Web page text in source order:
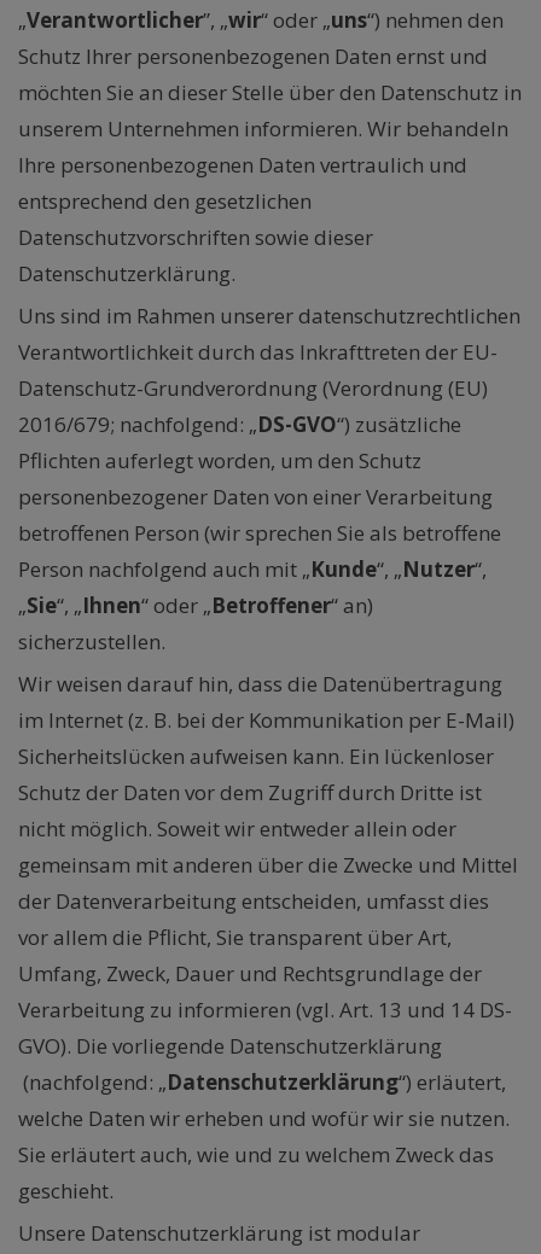
„Verantwortlicher”, „wir“ oder „uns“) nehmen den
Schutz Ihrer personenbezogenen Daten ernst und
möchten Sie an dieser Stelle über den Datenschutz in
unserem Unternehmen informieren. Wir behandeln
Ihre personenbezogenen Daten vertraulich und
entsprechend den gesetzlichen
Datenschutzvorschriften sowie dieser
Datenschutzerklärung.
Uns sind im Rahmen unserer datenschutzrechtlichen
Verantwortlichkeit durch das Inkrafttreten der EU-
Datenschutz-Grundverordnung (Verordnung (EU)
2016/679; nachfolgend: „DS-GVO“) zusätzliche
Pflichten auferlegt worden, um den Schutz
personenbezogener Daten von einer Verarbeitung
betroffenen Person (wir sprechen Sie als betroffene
Person nachfolgend auch mit „Kunde“, „Nutzer“,
„Sie“, „Ihnen“ oder „Betroffener“ an)
sicherzustellen.
Wir weisen darauf hin, dass die Datenübertragung
im Internet (z. B. bei der Kommunikation per E-Mail)
Sicherheitslücken aufweisen kann. Ein lückenloser
Schutz der Daten vor dem Zugriff durch Dritte ist
nicht möglich. Soweit wir entweder allein oder
gemeinsam mit anderen über die Zwecke und Mittel
der Datenverarbeitung entscheiden, umfasst dies
vor allem die Pflicht, Sie transparent über Art,
Umfang, Zweck, Dauer und Rechtsgrundlage der
Verarbeitung zu informieren (vgl. Art. 13 und 14 DS-
GVO). Die vorliegende Datenschutzerklärung
(nachfolgend: „Datenschutzerklärung“) erläutert,
welche Daten wir erheben und wofür wir sie nutzen.
Sie erläutert auch, wie und zu welchem Zweck das
geschieht.
Unsere Datenschutzerklärung ist modular